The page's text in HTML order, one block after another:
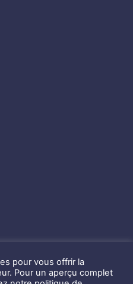
pour vous offrir la
Pour un aperçu complet